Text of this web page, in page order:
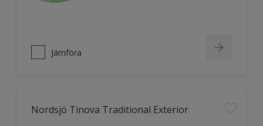
Jämföra
Nordsjö Tinova Traditional Exterior